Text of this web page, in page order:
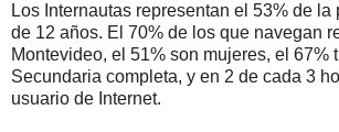
Los Internautas representan el 53% de
de 12 años. El 70% de los que navegan
Montevideo, el 51% son mujeres, el 67%
Secundaria completa, y en 2 de cada 3
usuario de Internet.